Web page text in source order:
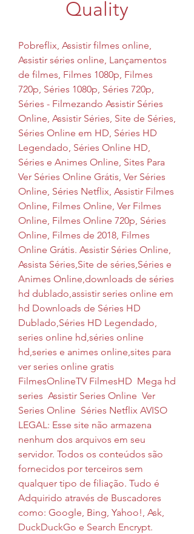
Quality
Pobreflix, Assistir filmes online,
Assistir séries online, Lançamentos
de filmes, Filmes 1080p, Filmes
720p, Séries 1080p, Séries 720p,
Séries - Filmezando Assistir Séries
Online, Assistir Séries, Site de Séries,
Séries Online em HD, Séries HD
Legendado, Séries Online HD,
Séries e Animes Online, Sites Para
Ver Séries Online Grátis, Ver Séries
Online, Séries Netflix, Assistir Filmes
Online, Filmes Online, Ver Filmes
Online, Filmes Online 720p, Séries
Online, Filmes de 2018, Filmes
Online Grátis. Assistir Séries Online,
Assista Séries,Site de séries,Séries e
Animes Online,downloads de séries
hd dublado,assistir series online em
hd Downloads de Séries HD
Dublado,Séries HD Legendado,
series online hd,séries online
hd,series e animes online,sites para
ver series online gratis
FilmesOnlineTV FilmesHD  Mega hd
series  Assistir Series Online  Ver
Series Online  Séries Netflix AVISO
LEGAL: Esse site não armazena
nenhum dos arquivos em seu
servidor. Todos os conteúdos são
fornecidos por terceiros sem
qualquer tipo de filiação. Tudo é
Adquirido através de Buscadores
como: Google, Bing, Yahoo!, Ask,
DuckDuckGo e Search Encrypt.